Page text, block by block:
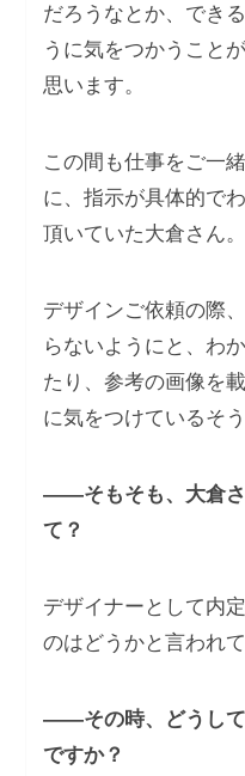
だろうなとか、でき
うに気をつかうこと
思います。
この間も仕事をご一
に、指示が具体的で
頂いていた大倉さん。
デザインご依頼の際
らないようにと、わ
たり、参考の画像を
に気をつけているそう
――そもそも、大倉さ
て？
デザイナーとして内
のはどうかと言われて
――その時、どうして
ですか？